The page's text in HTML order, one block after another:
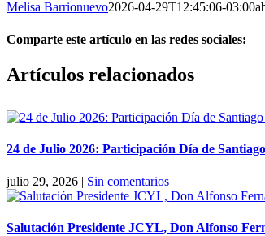
Melisa Barrionuevo2026-04-29T12:45:06-03:00
Comparte este artículo en las redes sociales:
Facebook
X
Reddit
LinkedIn
Pinterest
Vk
Artículos relacionados
24 de Julio 2026: Participación Día de
julio 29, 2026 | Sin comentarios
Salutación Presidente JCYL, Don Alfonso